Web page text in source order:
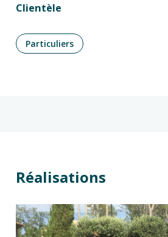
Clientèle
Particuliers
Réalisations